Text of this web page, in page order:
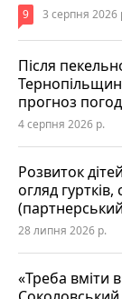
9 3 серпня 2026
Після
прогноз
4 серпня 2026 р.
Розвиток
огляд гуртків,
28 липня 2026 р.
«Треба вміти